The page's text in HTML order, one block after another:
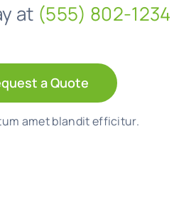
at (555) 802-1234
a Quote
amet blandit efficitur.